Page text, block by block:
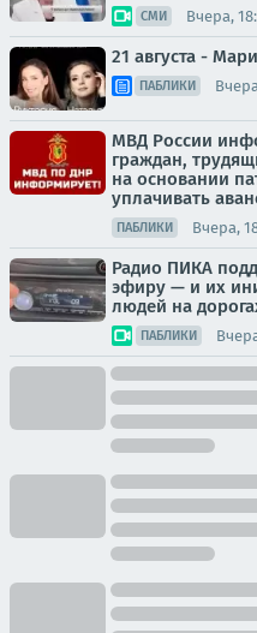
СМИ Вчера,
21 августа -
ПАБЛИКИ
МВД России
граждан,
на основании
уплачивать
ПАБЛИКИ Вчера,
Радио ПИКА
эфиру — и их
людей на
ПАБЛИКИ